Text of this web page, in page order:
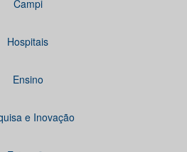
Campi
Hospitais
Ensino
e Inovação